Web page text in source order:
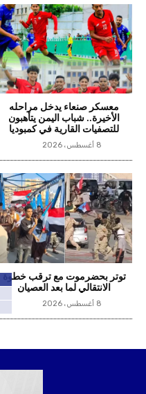
معسكر صنعاء يدخل مراحله
الأخيرة.. شباب اليمن يتأهبون
للتصفيات القارية في كمبوديا
8 أغسطس، 2026
توتر بحضرموت مع ترقب خطوة
الانتقالي لما بعد العصيان
8 أغسطس، 2026